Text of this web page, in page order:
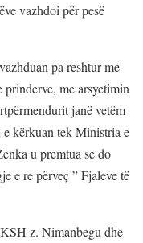
vazhdoi për pesë
pa reshtur me
me arsyetimin
janë vetëm
kërkuan tek Ministria e
u premtua se do
e re përveç ” Fjaleve të
z. Nimanbegu dhe